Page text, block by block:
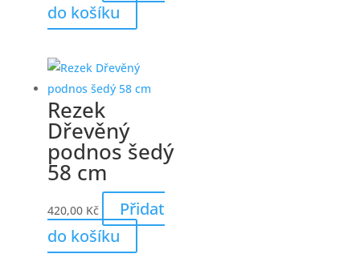
do košíku
Rezek
Dřevěný
podnos šedý
58 cm
420,00 Kč
Přidat
do košíku